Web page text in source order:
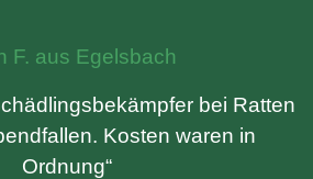
F. aus Egelsbach
bei Ratten
Kosten waren in
Ordnung“